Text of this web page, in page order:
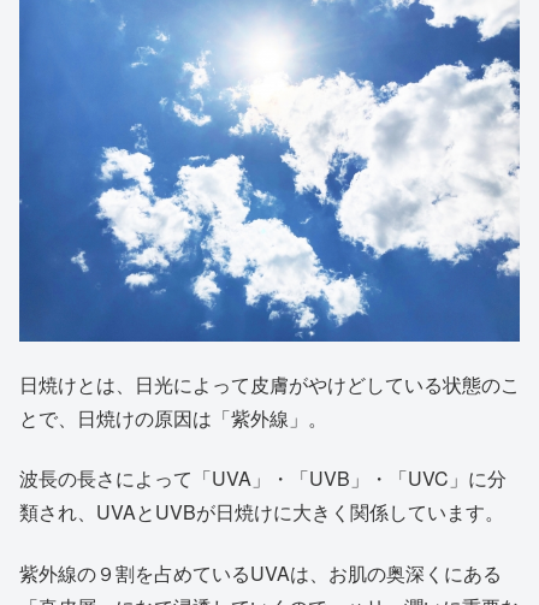
日焼けとは、日光によって皮膚がやけどしている状態のこ
とで、日焼けの原因は「紫外線」。
波長の長さによって「UVA」・「UVB」・「UVC」に分
類され、UVAとUVBが日焼けに大きく関係しています。
紫外線の９割を占めているUVAは、お肌の奥深くにある